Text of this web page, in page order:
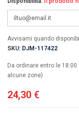
Avvisami quando
SKU: DJM-117422
Da ordinare entro le
alcune zone)
24,30 €